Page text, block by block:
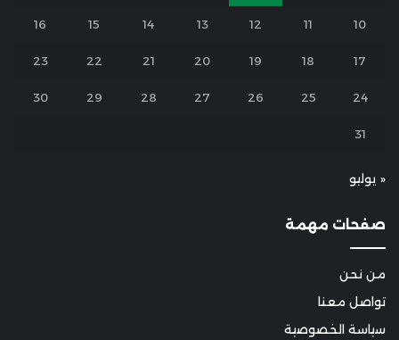
10
11
12
13
14
15
16
17
18
19
20
21
22
23
24
25
26
27
28
29
30
31
« يوليو
صفحات مهمة
من نحن
تواصل معنا
سياسة الخصوصية